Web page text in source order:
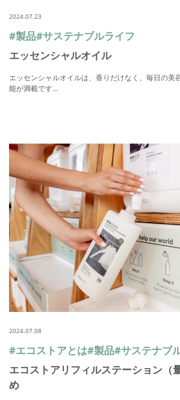
2024.07.23
#製品#サステナブルライフ
エッセンシャルオイル
エッセンシャルオイルは、香りだけなく、毎日の美
能が満載です...
2024.07.08
#エコストアとは#製品#サステナブ
エコストアリフィルステーション（
め